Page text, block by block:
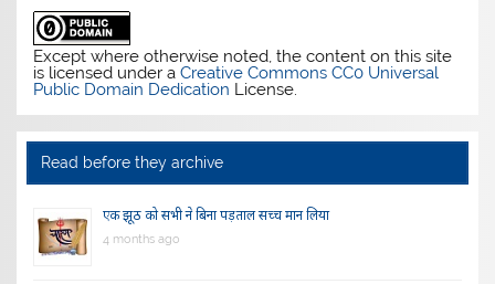
Except where otherwise noted, the content on this site
is licensed under aCreative Commons CC0 Universal
Public Domain Dedication License.
Read before they archive
एक झूठ को सभी ने बिना पड़ताल सच्च मान लिया
4 months ago